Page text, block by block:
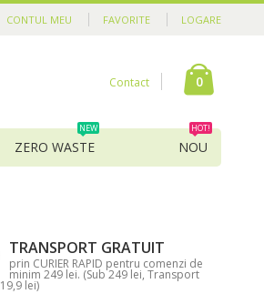
CONTUL MEU FAVORITE LOGARE
Contact 0
ZERO WASTE
NEW
NOU
HOT!
TRANSPORT GRATUIT
prin CURIER RAPID pentru comenzi de
minim 249 lei. (Sub 249 lei, Transport
19,9 lei)